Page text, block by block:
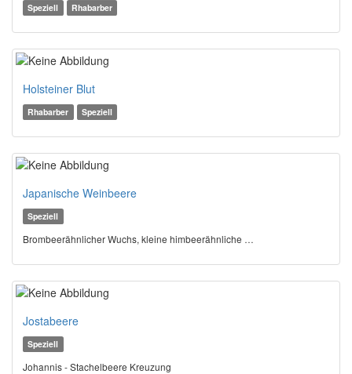
Speziell Rhabarber
Holsteiner Blut
Rhabarber Speziell
Japanische Weinbeere
Speziell
Brombeerähnlicher Wuchs, kleine himbeerähnliche …
Jostabeere
Speziell
Johannis - Stachelbeere Kreuzung